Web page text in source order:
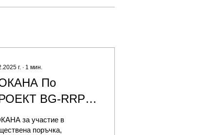
г. ∙ 1 мин.
По
BG-RRP-
0013-C01
за участие в
поръчка,